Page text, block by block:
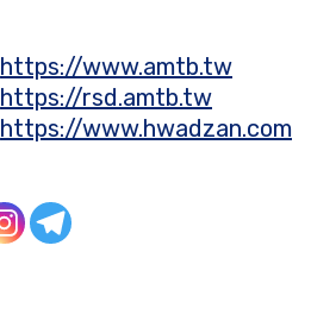
https://www.amtb.tw
https://rsd.amtb.tw
https://www.hwadzan.com